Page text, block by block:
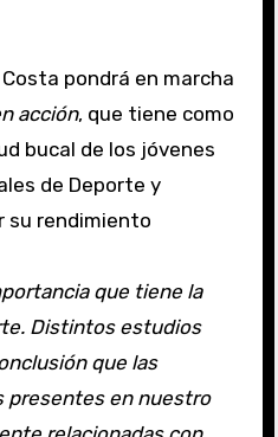
pondrá en marcha
acción, que tiene como
bucal de los jóvenes
de Deporte y
su rendimiento
Distintos estudios
que las
presentes en nuestro